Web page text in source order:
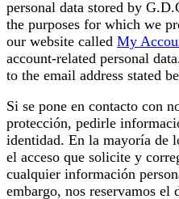
personal data stored by
the purposes for which we
our website called My
account-related personal
to the email address stated
Si se pone en contacto con
protección, pedirle
identidad. En la mayoría de
el acceso que solicite y
cualquier información
embargo, nos reservamos el